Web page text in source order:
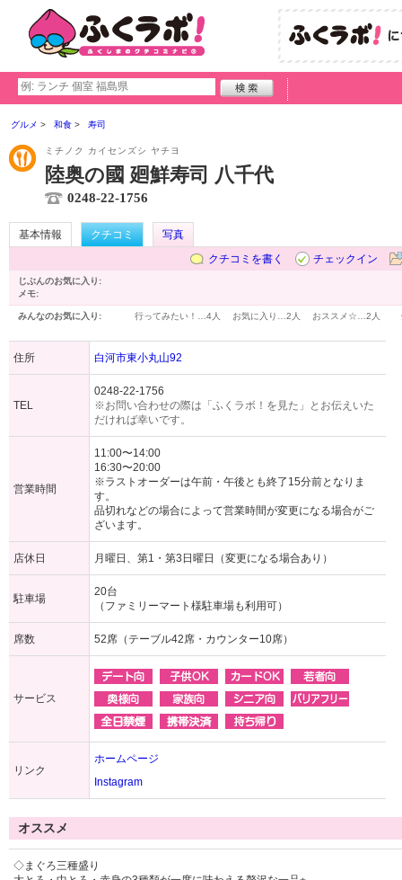
グルメ 和食 寿司
ミチノク カイセンズシ ヤチヨ
陸奥の國 廻鮮寿司 八千代
0248-22-1756
基本情報 クチコミ
写真
クチコミを書く
チェックイン
じぶんのお気に入り:
メモ:
みんなのお気に入り: 行ってみたい！… 4人 お気に入り… 2人 おススメ☆… 2人
住所 白河市東小丸山92
TEL
0248-22-1756
※お問い合わせの際は「ふくラボ！を見た」とお伝えいた
だければ幸いです。
営業時間
11:00〜14:00
16:30〜20:00
※ラストオーダーは午前・午後とも終了15分前となりま
す。
品切れなどの場合によって営業時間が変更になる場合がご
ざいます。
店休日 月曜日、第1・第3日曜日（変更になる場合あり）
駐車場
20台
（ファミリーマート様駐車場も利用可）
席数 52席（テーブル42席・カウンター10席）
サービス
リンク
ホームページ
Instagram
オススメ
◇まぐろ三種盛り